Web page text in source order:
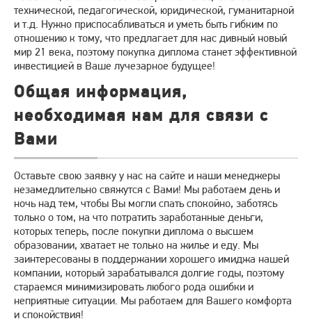
технической, педагогической, юридической, гуманитарной
и т.д. Нужно приспосабливаться и уметь быть гибким по
отношению к тому, что предлагает для нас дивный новый
мир 21 века, поэтому покупка диплома станет эффективной
инвестицией в Ваше лучезарное будущее!
Общая информация,
необходимая нам для связи с
Вами
Оставьте свою заявку у нас на сайте и наши менеджеры
незамедлительно свяжутся с Вами! Мы работаем день и
ночь над тем, чтобы Вы могли спать спокойно, заботясь
только о том, на что потратить заработанные деньги,
которых теперь, после покупки диплома о высшем
образовании, хватает не только на жилье и еду. Мы
заинтересованы в поддержании хорошего имиджа нашей
компании, который зарабатывался долгие годы, поэтому
стараемся минимизировать любого рода ошибки и
неприятные ситуации. Мы работаем для Вашего комфорта
и спокойствия!